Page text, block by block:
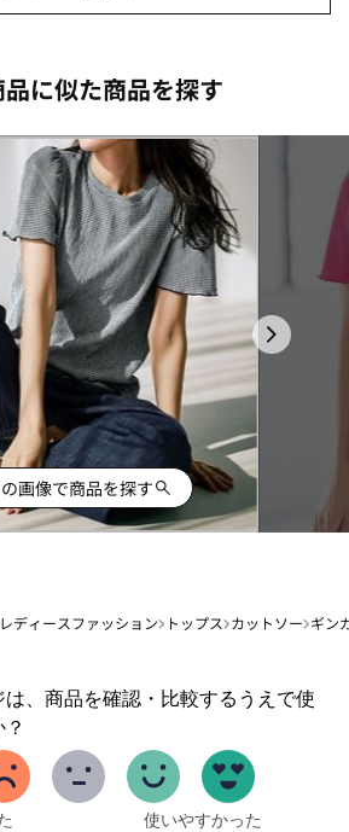
品に似た商品を探す
画像で商品を探す
レディースファッション トップス カットソー ギン
、商品を確認・比較するうえで使
使いやすかった